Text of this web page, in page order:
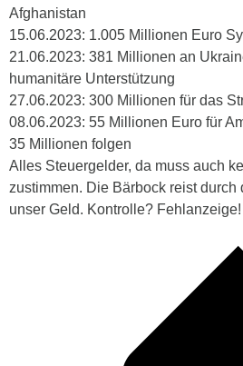
Afghanistan
15.06.2023: 1.005 Millionen Euro
21.06.2023: 381 Millionen an
humanitäre Unterstützung
27.06.2023: 300 Millionen für das
08.06.2023: 55 Millionen Euro für
35 Millionen folgen
Alles Steuergelder, da muss auch
zustimmen. Die Bärbock reist
unser Geld. Kontrolle? Fehlanzeige!